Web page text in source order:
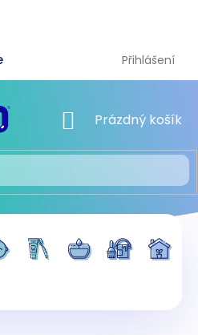
Přihlášení
NÁKUPNÍ KOŠÍK
Prázdný košík